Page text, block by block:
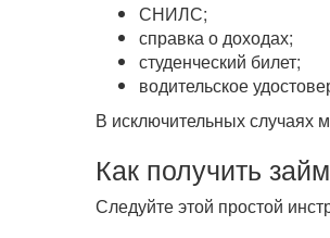
СНИЛС;
справка о доходах;
студенческий билет;
водительское
В исключительных случаях
Как получить
Следуйте этой простой